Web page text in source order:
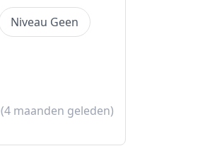
Niveau Geen
(4 maanden geleden)